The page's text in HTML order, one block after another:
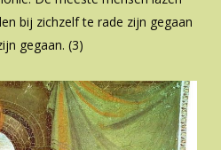
bij zichzelf te rade zijn gegaan
gegaan. (3)